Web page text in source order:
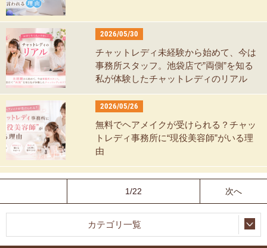
2026/05/30
チャットレディ未経験から始めて、今は
事務所スタッフ。池袋店で”両側”を知る
私が体験したチャットレディのリアル
2026/05/26
無料でヘアメイクが受けられる？チャッ
トレディ事務所に“現役美容師”がいる理
由
1/22 次へ
カテゴリ一覧